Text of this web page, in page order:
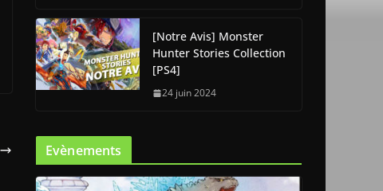
[Notre Avis] Monster
Hunter Stories Collection
[PS4]
24 juin 2024
Evènements